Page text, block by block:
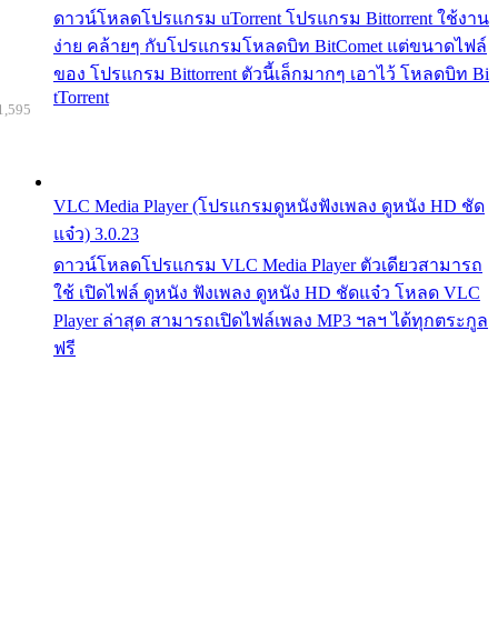
ดาวน์โหลดโปรแกรม uTorrent โปรแกรม Bittorrent ใช้งาน
ง่าย คล้ายๆ กับโปรแกรมโหลดบิท BitComet แต่ขนาดไฟล์
ของ โปรแกรม Bittorrent ตัวนี้เล็กมากๆ เอาไว้ โหลดบิท Bi
tTorrent
VLC Media Player (โปรแกรมดูหนังฟังเพลง ดูหนัง HD ชัด
แจ๋ว) 3.0.23
ดาวน์โหลดโปรแกรม VLC Media Player ตัวเดียวสามารถ
ใช้ เปิดไฟล์ ดูหนัง ฟังเพลง ดูหนัง HD ชัดแจ๋ว โหลด VLC
Player ล่าสุด สามารถเปิดไฟล์เพลง MP3 ฯลฯ ได้ทุกตระกูล
ฟรี